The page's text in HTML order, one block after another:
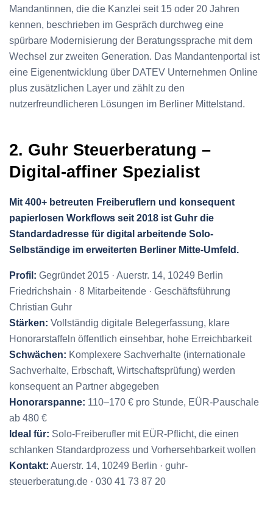
Mandantinnen, die die Kanzlei seit 15 oder 20 Jahren
kennen, beschrieben im Gespräch durchweg eine
spürbare Modernisierung der Beratungssprache mit dem
Wechsel zur zweiten Generation. Das Mandantenportal ist
eine Eigenentwicklung über DATEV Unternehmen Online
plus zusätzlichen Layer und zählt zu den
nutzerfreundlicheren Lösungen im Berliner Mittelstand.
2. Guhr Steuerberatung –
Digital-affiner Spezialist
Mit 400+ betreuten Freiberuflern und konsequent
papierlosen Workflows seit 2018 ist Guhr die
Standardadresse für digital arbeitende Solo-
Selbständige im erweiterten Berliner Mitte-Umfeld.
Profil: Gegründet 2015 · Auerstr. 14, 10249 Berlin
Friedrichshain · 8 Mitarbeitende · Geschäftsführung
Christian Guhr
Stärken: Vollständig digitale Belegerfassung, klare
Honorarstaffeln öffentlich einsehbar, hohe Erreichbarkeit
Schwächen: Komplexere Sachverhalte (internationale
Sachverhalte, Erbschaft, Wirtschaftsprüfung) werden
konsequent an Partner abgegeben
Honorarspanne: 110–170 € pro Stunde, EÜR-Pauschale
ab 480 €
Ideal für: Solo-Freiberufler mit EÜR-Pflicht, die einen
schlanken Standardprozess und Vorhersehbarkeit wollen
Kontakt: Auerstr. 14, 10249 Berlin · guhr-
steuerberatung.de · 030 41 73 87 20